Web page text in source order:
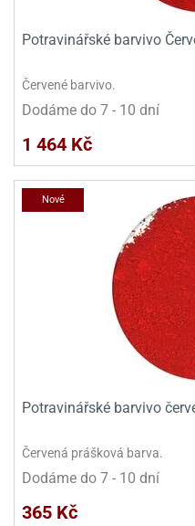
Potravinářské barvivo
Červené barvivo.
Dodáme do 7 - 10 dní
1 464 Kč
Potravinářské barvivo
Červená prášková barva.
Dodáme do 7 - 10 dní
365 Kč
Nové